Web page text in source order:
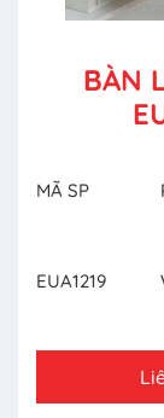
BÀN
MÃ SP
EUA1219